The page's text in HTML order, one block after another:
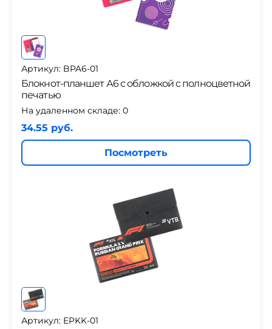
Артикул: BPA6-01
Блокнот-планшет А6 с обложкой с полноцветной
печатью
На удаленном складе: 0
34.55 руб.
Посмотреть
Артикул: EPKK-01